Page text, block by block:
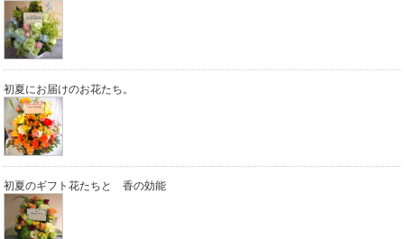
初夏にお届けのお花たち。
初夏のギフト花たちと 香の効能